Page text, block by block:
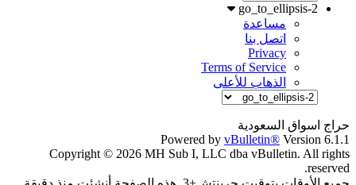
go_to_ellipsis-2
مساعدة
اتصل بنا
Privacy
Terms of Service
الذهاب للأعلى
حراج اسواق السعودية
Powered by vBulletin® Version 6.1.1
Copyright © 2026 MH Sub I, LLC dba vBulletin. All rights
reserved.